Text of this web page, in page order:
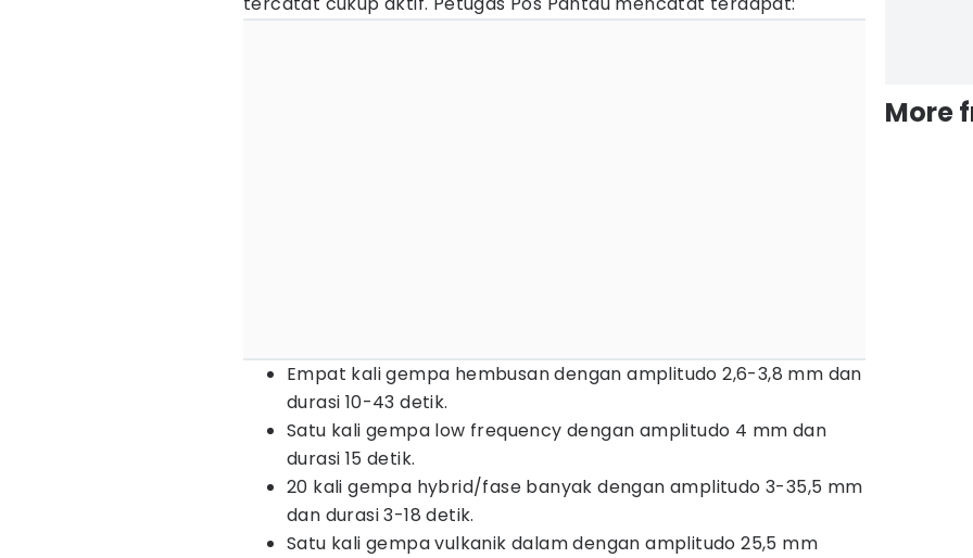
Empat kali gempa hembusan dengan amplitudo 2,6-3,8 mm dan
durasi 10-43 detik.
Satu kali gempa low frequency dengan amplitudo 4 mm dan
durasi 15 detik.
20 kali gempa hybrid/fase banyak dengan amplitudo 3-35,5 mm
dan durasi 3-18 detik.
Satu kali gempa vulkanik dalam dengan amplitudo 25,5 mm
More